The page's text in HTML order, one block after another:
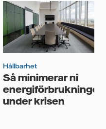
behandlar mina
skicka mig
Hållbarhet
Så minimerar ni
energiförbrukningen
under krisen